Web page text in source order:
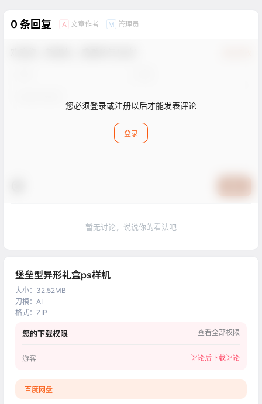
0 条回复 A 文章作者 M 管理员
您必须登录或注册以后才能发表评论
登录
暂无讨论，说说你的看法吧
堡垒型异形礼盒ps样机
大小： 32.52MB
刀模： AI
格式： ZIP
您的下载权限 查看全部权限
游客 评论后下载评论
百度网盘